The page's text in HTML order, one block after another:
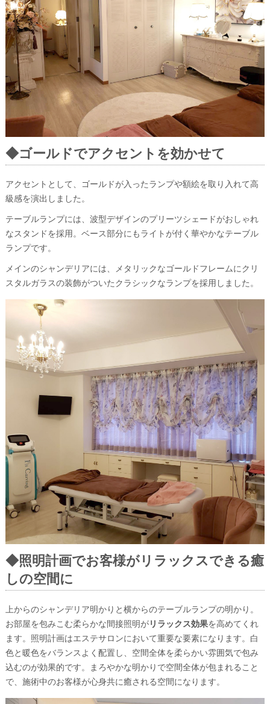
◆ゴールドでアクセントを効かせて
アクセントとして、ゴールドが入ったランプや額絵を取り入れて高
級感を演出しました。
テーブルランプには、波型デザインのプリーツシェードがおしゃれ
なスタンドを採用。ベース部分にもライトが付く華やかなテーブル
ランプです。
メインのシャンデリアには、メタリックなゴールドフレームにクリ
スタルガラスの装飾がついたクラシックなランプを採用しました。
◆照明計画でお客様がリラックスできる癒
しの空間に
上からのシャンデリア明かりと横からのテーブルランプの明かり。
お部屋を包みこむ柔らかな間接照明がリラックス効果を高めてくれ
ます。照明計画はエステサロンにおいて重要な要素になります。白
色と暖色をバランスよく配置し、空間全体を柔らかい雰囲気で包み
込むのが効果的です。まろやかな明かりで空間全体が包まれること
で、施術中のお客様が心身共に癒される空間になります。